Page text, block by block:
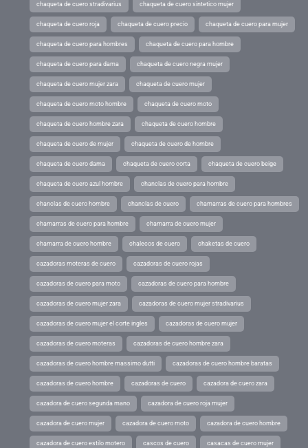
chaqueta de cuero stradivarius chaqueta de cuero sintetico mujer
chaqueta de cuero roja chaqueta de cuero precio chaqueta de cuero para mujer
chaqueta de cuero para hombres chaqueta de cuero para hombre
chaqueta de cuero para dama chaqueta de cuero negra mujer
chaqueta de cuero mujer zara chaqueta de cuero mujer
chaqueta de cuero moto hombre chaqueta de cuero moto
chaqueta de cuero hombre zara chaqueta de cuero hombre
chaqueta de cuero de mujer chaqueta de cuero de hombre
chaqueta de cuero dama chaqueta de cuero corta chaqueta de cuero beige
chaqueta de cuero azul hombre chanclas de cuero para hombre
chanclas de cuero hombre chanclas de cuero chamarras de cuero para hombres
chamarras de cuero para hombre chamarra de cuero mujer
chamarra de cuero hombre chalecos de cuero chaketas de cuero
cazadoras moteras de cuero cazadoras de cuero rojas
cazadoras de cuero para moto cazadoras de cuero para hombre
cazadoras de cuero mujer zara cazadoras de cuero mujer stradivarius
cazadoras de cuero mujer el corte ingles cazadoras de cuero mujer
cazadoras de cuero moteras cazadoras de cuero hombre zara
cazadoras de cuero hombre massimo dutti cazadoras de cuero hombre baratas
cazadoras de cuero hombre cazadoras de cuero cazadora de cuero zara
cazadora de cuero segunda mano cazadora de cuero roja mujer
cazadora de cuero mujer cazadora de cuero moto cazadora de cuero hombre
cazadora de cuero estilo motero cascos de cuero casacas de cuero mujer